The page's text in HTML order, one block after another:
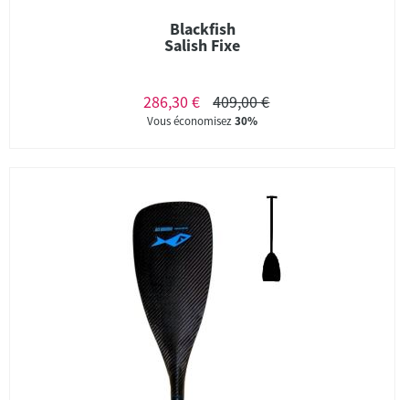
Blackfish
Salish Fixe
286,30 € 409,00 €
Vous économisez30%